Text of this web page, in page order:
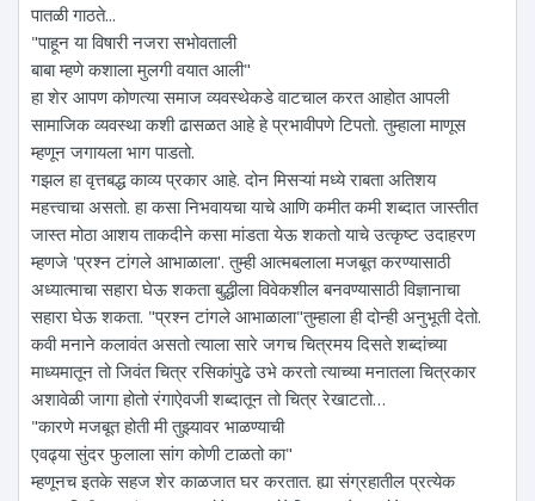
पातळी गाठते...
"पाहून या विषारी नजरा सभोवताली
बाबा म्हणे कशाला मुलगी वयात आली"
हा शेर आपण कोणत्या समाज व्यवस्थेकडे वाटचाल करत आहोत आपली
सामाजिक व्यवस्था कशी ढासळत आहे हे प्रभावीपणे टिपतो. तुम्हाला माणूस
म्हणून जगायला भाग पाडतो.
गझल हा वृत्तबद्ध काव्य प्रकार आहे. दोन मिसऱ्यां मध्ये राबता अतिशय
महत्त्वाचा असतो. हा कसा निभवायचा याचे आणि कमीत कमी शब्दात जास्तीत
जास्त मोठा आशय ताकदीने कसा मांडता येऊ शकतो याचे उत्कृष्ट उदाहरण
म्हणजे 'प्रश्न टांगले आभाळाला'. तुम्ही आत्मबलाला मजबूत करण्यासाठी
अध्यात्माचा सहारा घेऊ शकता बुद्धीला विवेकशील बनवण्यासाठी विज्ञानाचा
सहारा घेऊ शकता. "प्रश्न टांगले आभाळाला"तुम्हाला ही दोन्ही अनुभूती देतो.
कवी मनाने कलावंत असतो त्याला सारे जगच चित्रमय दिसते शब्दांच्या
माध्यमातून तो जिवंत चित्र रसिकांपुढे उभे करतो त्याच्या मनातला चित्रकार
अशावेळी जागा होतो रंगाऐवजी शब्दातून तो चित्र रेखाटतो…
"कारणे मजबूत होती मी तुझ्यावर भाळण्याची
एवढ्या सुंदर फुलाला सांग कोणी टाळतो का"
म्हणूनच इतके सहज शेर काळजात घर करतात. ह्या संग्रहातील प्रत्येक